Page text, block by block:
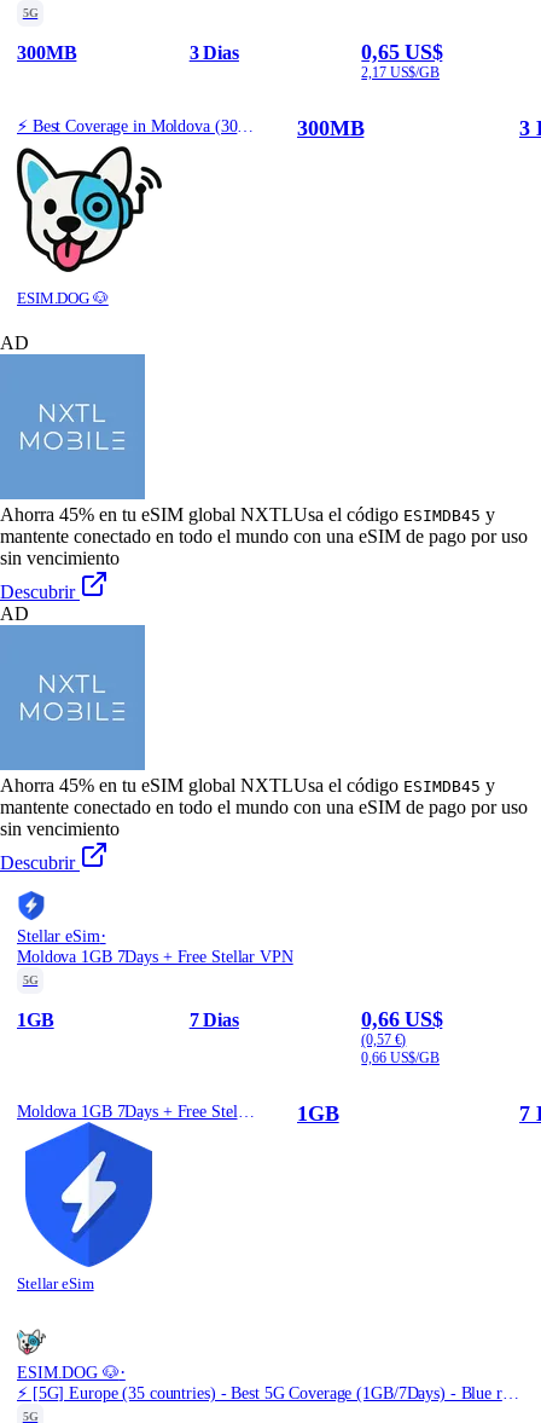
5G
300MB 3 Dias 0,65 US$
2,17 US$/GB
⚡️ Best Coverage in Moldova (300MB/3Days) - Yellow route
ESIM.DOG 🐶
300MB 3
AD
Ahorra 45% en tu eSIM global NXTLUsa el código ESIMDB45 y
mantente conectado en todo el mundo con una eSIM de pago por uso
sin vencimiento
Descubrir
AD
Ahorra 45% en tu eSIM global NXTLUsa el código ESIMDB45 y
mantente conectado en todo el mundo con una eSIM de pago por uso
sin vencimiento
Descubrir
Stellar eSim·
Moldova 1GB 7Days + Free Stellar VPN
5G
1GB 7 Dias 0,66 US$
(0,57 €)
0,66 US$/GB
Stellar eSim
1GB 7
ESIM.DOG 🐶·
⚡️ [5G] Europe (35 countries) - Best 5G Coverage (1GB/7Days) - Blue route
5G